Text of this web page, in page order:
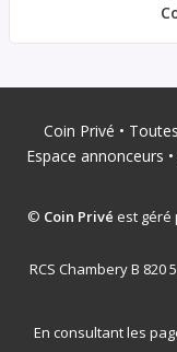
Coin Privé •
Espace annonceurs •
© Coin Privé est géré
RCS Chambery B 820
En consultant les